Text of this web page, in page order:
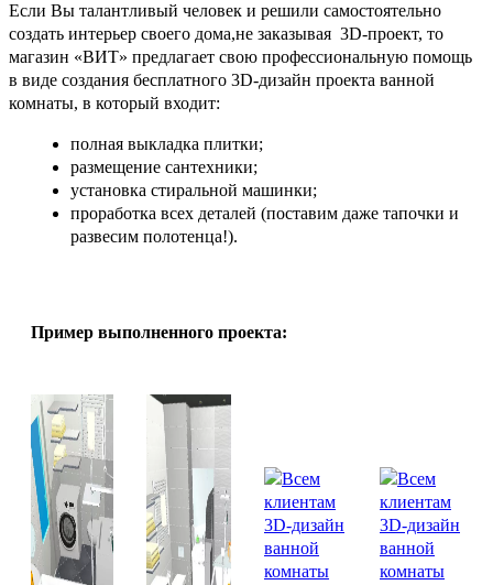
Если Вы талантливый человек и решили самостоятельно
создать интерьер своего дома,не заказывая 3D-проект, то
магазин «ВИТ» предлагает свою профессиональную помощь
в виде создания бесплатного 3D-дизайн проекта ванной
комнаты, в который входит:
полная выкладка плитки;
размещение сантехники;
установка стиральной машинки;
проработка всех деталей (поставим даже тапочки и
развесим полотенца!).
Пример выполненного проекта: